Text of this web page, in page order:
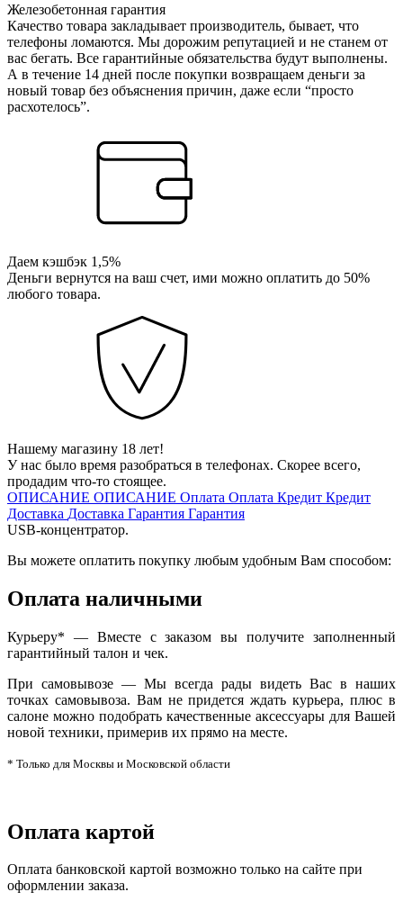
Железобетонная гарантия
Качество товара закладывает производитель, бывает, что
телефоны ломаются. Мы дорожим репутацией и не станем от
вас бегать. Все гарантийные обязательства будут выполнены.
А в течение 14 дней после покупки возвращаем деньги за
новый товар без объяснения причин, даже если “просто
расхотелось”.
Даем кэшбэк 1,5%
Деньги вернутся на ваш счет, ими можно оплатить до 50%
любого товара.
Нашему магазину 18 лет!
У нас было время разобраться в телефонах. Скорее всего,
продадим что-то стоящее.
ОПИСАНИЕ ОПИСАНИЕ Оплата Оплата Кредит Кредит
Доставка Доставка Гарантия Гарантия
USB-концентратор.
Вы можете оплатить покупку любым удобным Вам способом:
Оплата наличными
Курьеру* — Вместе с заказом вы получите заполненный
гарантийный талон и чек.
При самовывозе — Мы всегда рады видеть Вас в наших
точках самовывоза. Вам не придется ждать курьера, плюс в
салоне можно подобрать качественные аксессуары для Вашей
новой техники, примерив их прямо на месте.
* Только для Москвы и Московской области
Оплата картой
Оплата банковской картой возможно только на сайте при
оформлении заказа.